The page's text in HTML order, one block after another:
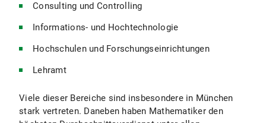
Consulting und Controlling
Informations- und Hochtechnologie
Hochschulen und Forschungseinrichtungen
Lehramt
Viele dieser Bereiche sind insbesondere in München
stark vertreten. Daneben haben Mathematiker den